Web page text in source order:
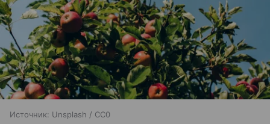
Источник: Unsplash / CC0